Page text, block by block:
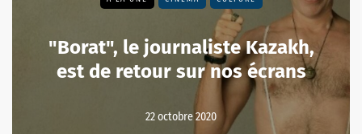
"Borat", le journaliste Kazakh,
est de retour sur nos écrans
22 octobre 2020